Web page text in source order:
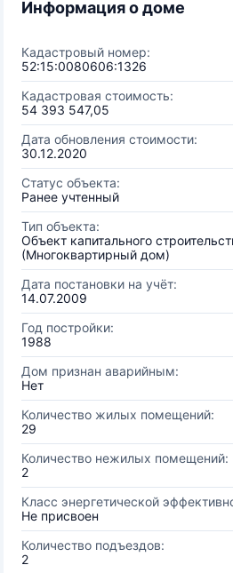
Информация о доме
Кадастровый номер:
52:15:0080606:1326
Кадастровая стоимость:
54 393 547,05
Дата обновления стоимости:
30.12.2020
Статус объекта:
Ранее учтенный
Тип объекта:
Объект капитального
(Многоквартирный дом)
Дата постановки на учёт:
14.07.2009
Год постройки:
1988
Дом признан аварийным:
Нет
Количество жилых помещений:
29
Количество нежилых помещений:
2
Класс энергетической
Не присвоен
Количество подъездов:
2